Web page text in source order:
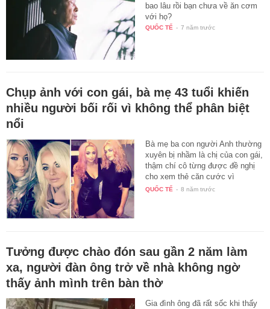
bao lâu rồi bạn chưa về ăn cơm
với họ?
QUỐC TẾ - 7 năm trước
Chụp ảnh với con gái, bà mẹ 43 tuổi khiến
nhiều người bối rối vì không thể phân biệt
nổi
Bà mẹ ba con người Anh thường
xuyên bị nhầm là chị của con gái,
thậm chí cô từng được đề nghị
cho xem thẻ căn cước vì
không…
QUỐC TẾ - 8 năm trước
Tưởng được chào đón sau gần 2 năm làm
xa, người đàn ông trở về nhà không ngờ
thấy ảnh mình trên bàn thờ
Gia đình ông đã rất sốc khi thấy